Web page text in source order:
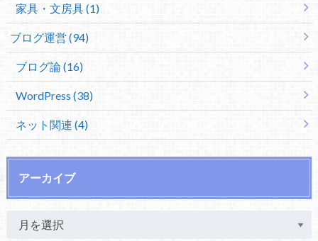
家具・文房具 (1)
ブログ運営 (94)
ブログ論 (16)
WordPress (38)
ネット関連 (4)
アーカイブ